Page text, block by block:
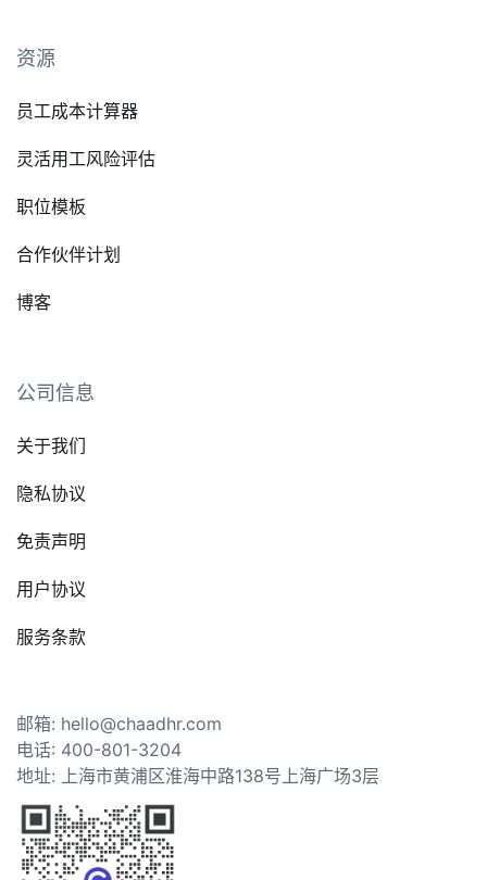
资源
员工成本计算器
灵活用工风险评估
职位模板
合作伙伴计划
博客
公司信息
关于我们
隐私协议
免责声明
用户协议
服务条款
邮箱: hello@chaadhr.com
电话: 400-801-3204
地址: 上海市黄浦区淮海中路138号上海广场3层